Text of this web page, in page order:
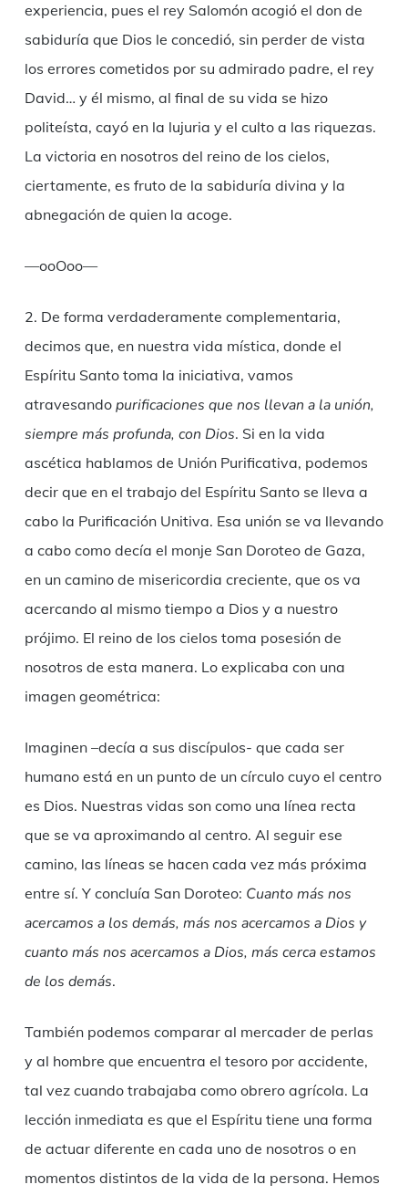
experiencia, pues el rey Salomón acogió el don de
sabiduría que Dios le concedió, sin perder de vista
los errores cometidos por su admirado padre, el rey
David… y él mismo, al final de su vida se hizo
politeísta, cayó en la lujuria y el culto a las riquezas.
La victoria en nosotros del reino de los cielos,
ciertamente, es fruto de la sabiduría divina y la
abnegación de quien la acoge.
—ooOoo—
2. De forma verdaderamente complementaria,
decimos que, en nuestra vida mística, donde el
Espíritu Santo toma la iniciativa, vamos
atravesando purificaciones que nos llevan a la unión,
siempre más profunda, con Dios. Si en la vida
ascética hablamos de Unión Purificativa, podemos
decir que en el trabajo del Espíritu Santo se lleva a
cabo la Purificación Unitiva. Esa unión se va llevando
a cabo como decía el monje San Doroteo de Gaza,
en un camino de misericordia creciente, que os va
acercando al mismo tiempo a Dios y a nuestro
prójimo. El reino de los cielos toma posesión de
nosotros de esta manera. Lo explicaba con una
imagen geométrica:
Imaginen –decía a sus discípulos- que cada ser
humano está en un punto de un círculo cuyo el centro
es Dios. Nuestras vidas son como una línea recta
que se va aproximando al centro. Al seguir ese
camino, las líneas se hacen cada vez más próxima
entre sí. Y concluía San Doroteo: Cuanto más nos
acercamos a los demás, más nos acercamos a Dios y
cuanto más nos acercamos a Dios, más cerca estamos
de los demás.
También podemos comparar al mercader de perlas
y al hombre que encuentra el tesoro por accidente,
tal vez cuando trabajaba como obrero agrícola. La
lección inmediata es que el Espíritu tiene una forma
de actuar diferente en cada uno de nosotros o en
momentos distintos de la vida de la persona. Hemos